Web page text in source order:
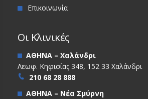
Επικοινωνία
Οι Κλινικές
ΑΘΗΝΑ – Χαλάνδρι
Λεωφ. Κηφισίας 348, 152 33 Χαλάνδρι
210 68 28 888
ΑΘΗΝΑ – Νέα Σμύρνη